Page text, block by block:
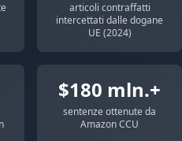
articoli contraffatti
intercettati dalle dogane
UE (2024)
$180 mln.+
sentenze ottenute da
Amazon CCU